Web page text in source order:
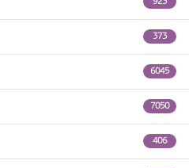
373
6045
7050
406